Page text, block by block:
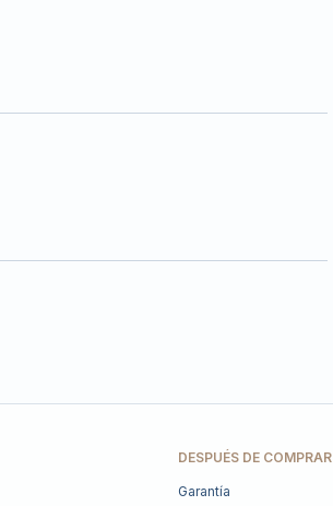
DESPUÉS DE COMPRAR
Garantía